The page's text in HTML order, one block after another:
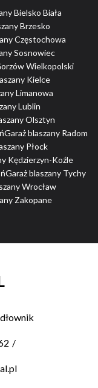
Bielsko Biała
Brzesko
Częstochowa
Sosnowiec
Wielkopolski
Kielce
Limanowa
Lublin
Olsztyn
Garaż blaszany Radom
Płock
Kędzierzyn-Koźle
Garaż blaszany Tychy
Wrocław
Zakopane
/